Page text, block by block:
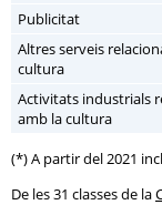
Publicitat
Altres serveis
cultura
Activitats industrials
amb la cultura
(*) A partir del 2021
De les 31 classes de la